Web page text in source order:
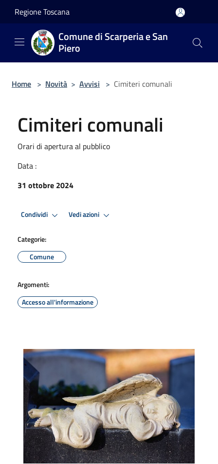
Regione Toscana
Comune di Scarperia e San
Piero
Home > Novità > Avvisi > Cimiteri comunali
Cimiteri comunali
Orari di apertura al pubblico
Data :
31 ottobre 2024
Condividi Vedi azioni
Categorie:
Comune
Argomenti:
Accesso all'informazione